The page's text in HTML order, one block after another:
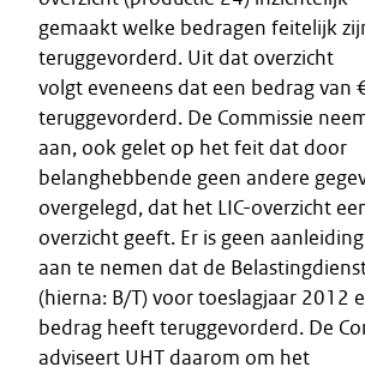
gemaakt welke bedragen feitelijk
teruggevorderd. Uit dat overzicht
volgt eveneens dat een bedrag van
teruggevorderd. De Commissie
aan, ook gelet op het feit dat door
belanghebbende geen andere
overgelegd, dat het LIC-overzicht
overzicht geeft. Er is geen
aan te nemen dat de
(hierna: B/T) voor toeslagjaar 2012
bedrag heeft teruggevorderd. De
adviseert UHT daarom om het